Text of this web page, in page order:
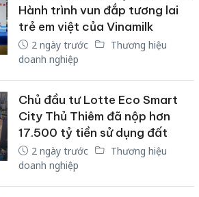
Hành trình vun đắp tương lai
trẻ em việt của Vinamilk
2 ngày trước
Thương hiệu
doanh nghiệp
Chủ đầu tư Lotte Eco Smart
City Thủ Thiêm đã nộp hơn
17.500 tỷ tiền sử dụng đất
2 ngày trước
Thương hiệu
doanh nghiệp